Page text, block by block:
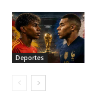
Deportes